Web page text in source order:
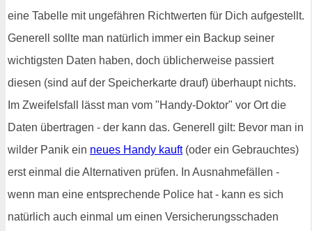
eine Tabelle mit ungefähren Richtwerten für Dich aufgestellt.
Generell sollte man natürlich immer ein Backup seiner
wichtigsten Daten haben, doch üblicherweise passiert
diesen (sind auf der Speicherkarte drauf) überhaupt nichts.
Im Zweifelsfall lässt man vom "Handy-Doktor" vor Ort die
Daten übertragen - der kann das. Generell gilt: Bevor man in
wilder Panik ein neues Handy kauft(oder ein Gebrauchtes)
erst einmal die Alternativen prüfen. In Ausnahmefällen -
wenn man eine entsprechende Police hat - kann es sich
natürlich auch einmal um einen Versicherungsschaden